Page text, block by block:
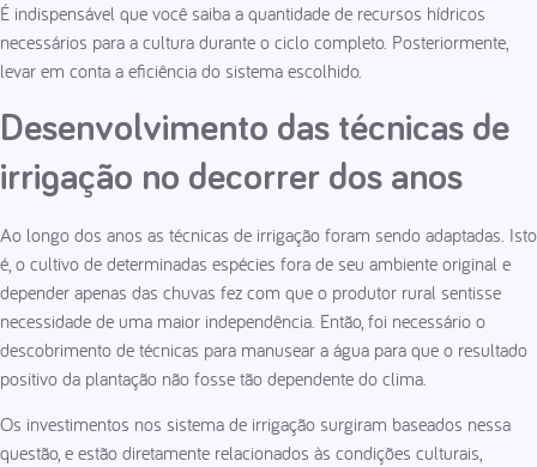
É indispensável que você saiba a quantidade de recursos hídricos
necessários para a cultura durante o ciclo completo. Posteriormente,
levar em conta a eficiência do sistema escolhido.
Desenvolvimento das técnicas de
irrigação no decorrer dos anos
Ao longo dos anos as técnicas de irrigação foram sendo adaptadas. Isto
é, o cultivo de determinadas espécies fora de seu ambiente original e
depender apenas das chuvas fez com que o produtor rural sentisse
necessidade de uma maior independência. Então, foi necessário o
descobrimento de técnicas para manusear a água para que o resultado
positivo da plantação não fosse tão dependente do clima.
Os investimentos nos sistema de irrigação surgiram baseados nessa
questão, e estão diretamente relacionados às condições culturais,